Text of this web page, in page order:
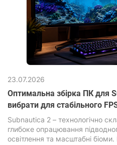
23.07.2026
Оптимальна збірка ПК для
вибрати для стабільного
Subnautica 2 – технологічно
глибоке опрацювання
освітлення та масштабні